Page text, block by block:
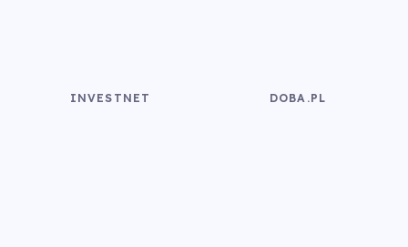
INVESTNET DOBA.PL